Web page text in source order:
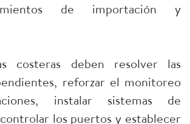
de importación y
costeras deben resolver las
reforzar el monitoreo
instalar sistemas de
los puertos y establecer